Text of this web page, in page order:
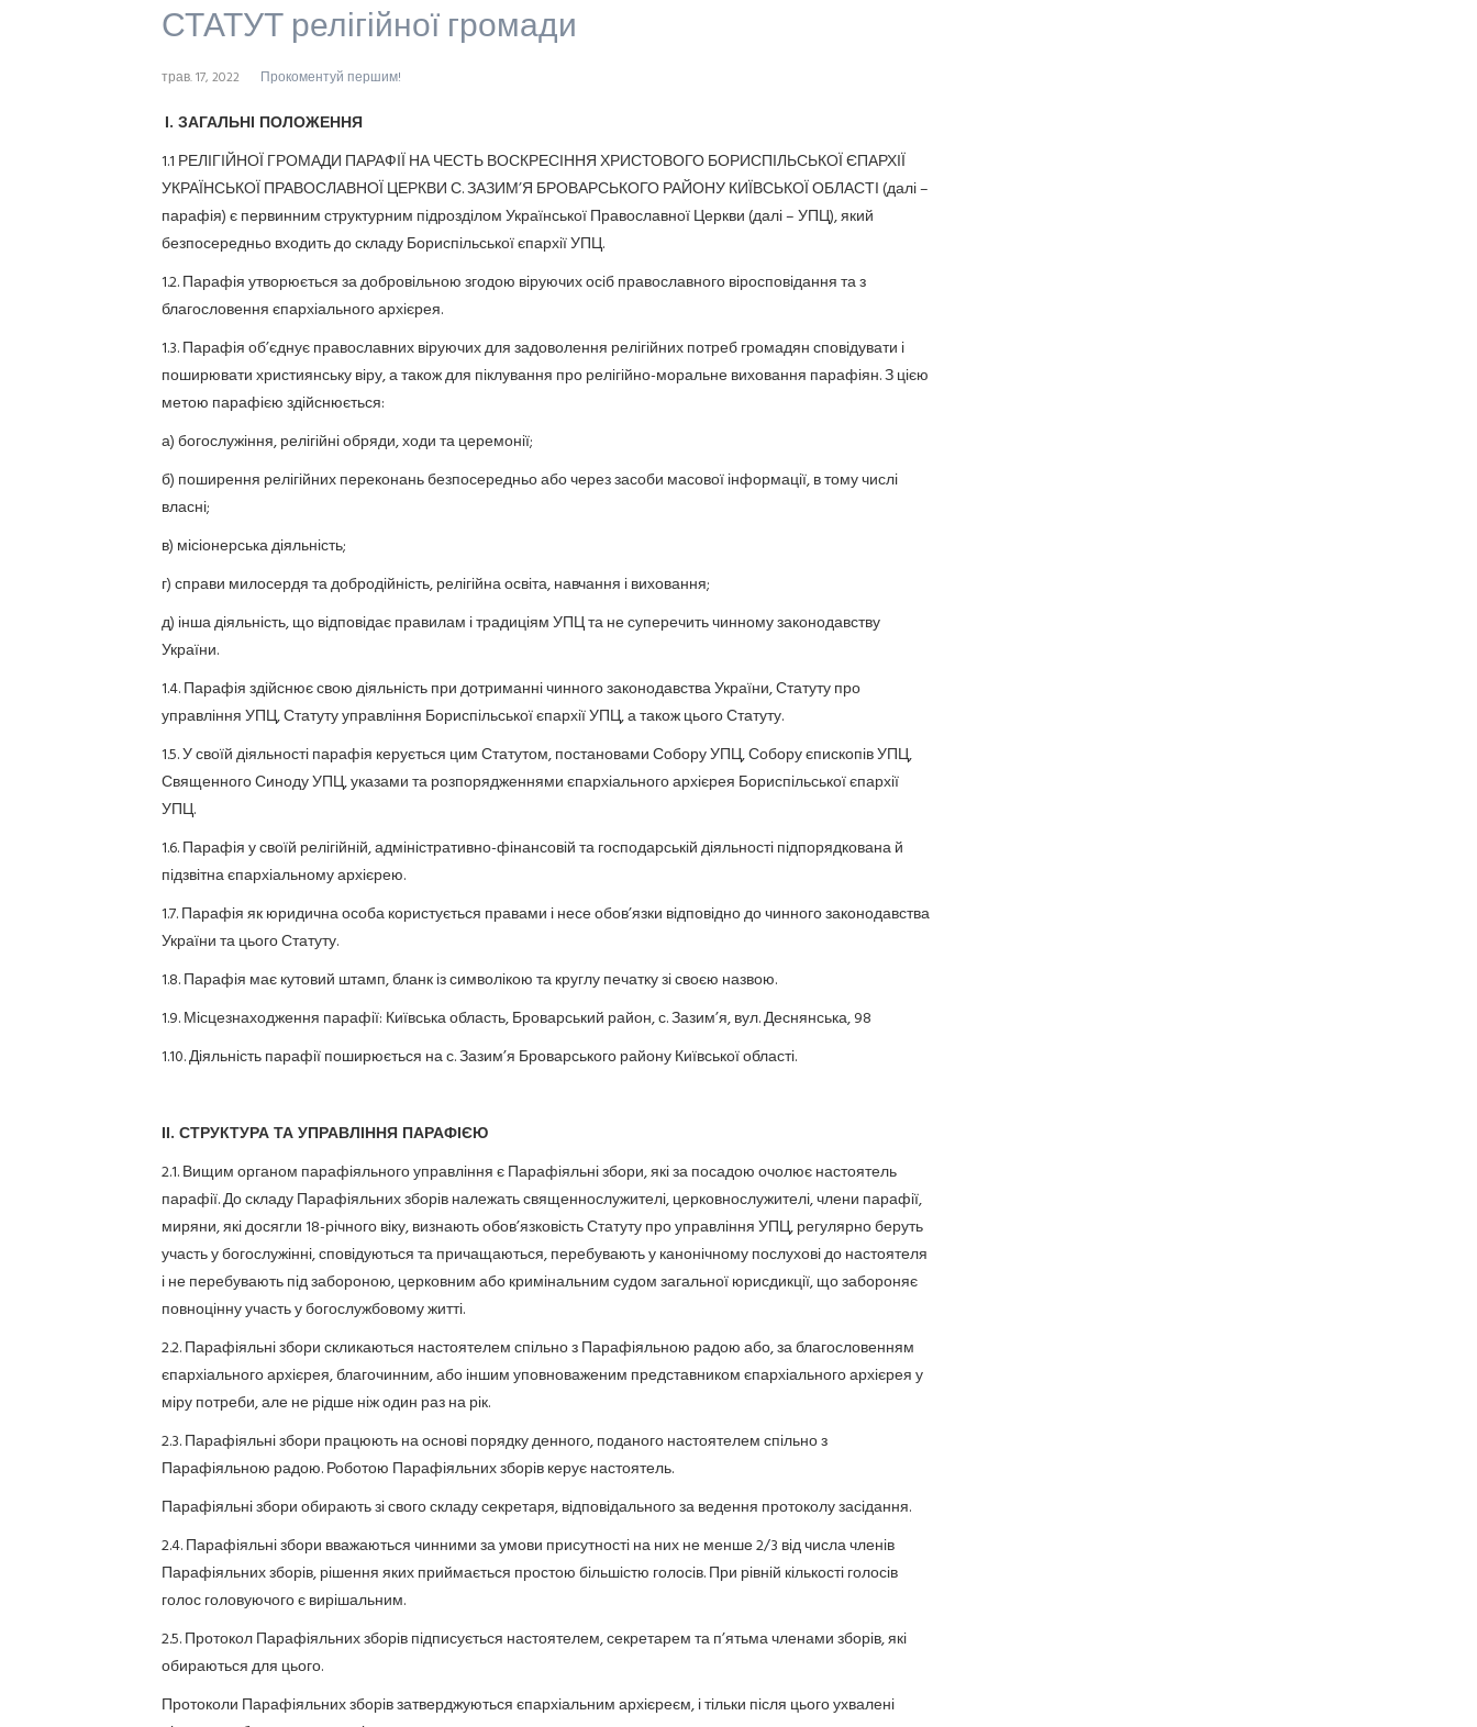
СТАТУТ релігійної громади
трав. 17, 2022 Прокоментуй першим!
І. ЗАГАЛЬНІ ПОЛОЖЕННЯ
1.1 РЕЛІГІЙНОЇ ГРОМАДИ ПАРАФІЇ НА ЧЕСТЬ ВОСКРЕСІННЯ ХРИСТОВОГО БОРИСПІЛЬСЬКОЇ ЄПАРХІЇ
УКРАЇНСЬКОЇ ПРАВОСЛАВНОЇ ЦЕРКВИ С. ЗАЗИМ’Я БРОВАРСЬКОГО РАЙОНУ КИЇВСЬКОЇ ОБЛАСТІ (далі –
парафія) є первинним структурним підрозділом Української Православної Церкви (далі – УПЦ), який
безпосередньо входить до складу Бориспільської єпархії УПЦ.
1.2. Парафія утворюється за добровільною згодою віруючих осіб православного віросповідання та з
благословення єпархіального архієрея.
1.3. Парафія об’єднує православних віруючих для задоволення релігійних потреб громадян сповідувати і
поширювати християнську віру, а також для піклування про релігійно-моральне виховання парафіян. З цією
метою парафією здійснюється:
а) богослужіння, релігійні обряди, ходи та церемонії;
б) поширення релігійних переконань безпосередньо або через засоби масової інформації, в тому числі
власні;
в) місіонерська діяльність;
г) справи милосердя та добродійність, релігійна освіта, навчання і виховання;
д) інша діяльність, що відповідає правилам і традиціям УПЦ та не суперечить чинному законодавству
України.
1.4. Парафія здійснює свою діяльність при дотриманні чинного законодавства України, Статуту про
управління УПЦ, Статуту управління Бориспільської єпархії УПЦ, а також цього Статуту.
1.5. У своїй діяльності парафія керується цим Статутом, постановами Собору УПЦ, Собору єпископів УПЦ,
Священного Синоду УПЦ, указами та розпорядженнями єпархіального архієрея Бориспільської єпархії
УПЦ.
1.6. Парафія у своїй релігійній, адміністративно-фінансовій та господарській діяльності підпорядкована й
підзвітна єпархіальному архієрею.
1.7. Парафія як юридична особа користується правами і несе обов’язки відповідно до чинного законодавства
України та цього Статуту.
1.8. Парафія має кутовий штамп, бланк із символікою та круглу печатку зі своєю назвою.
1.9. Місцезнаходження парафії: Київська область, Броварський район, с. Зазим’я, вул. Деснянська, 98
1.10. Діяльність парафії поширюється на с. Зазим’я Броварського району Київської області.
ІІ. СТРУКТУРА ТА УПРАВЛІННЯ ПАРАФІЄЮ
2.1. Вищим органом парафіяльного управління є Парафіяльні збори, які за посадою очолює настоятель
парафії. До складу Парафіяльних зборів належать священнослужителі, церковнослужителі, члени парафії,
миряни, які досягли 18-річного віку, визнають обов’язковість Статуту про управління УПЦ, регулярно беруть
участь у богослужінні, сповідуються та причащаються, перебувають у канонічному послухові до настоятеля
і не перебувають під забороною, церковним або кримінальним судом загальної юрисдикції, що забороняє
повноцінну участь у богослужбовому житті.
2.2. Парафіяльні збори скликаються настоятелем спільно з Парафіяльною радою або, за благословенням
єпархіального архієрея, благочинним, або іншим уповноваженим представником єпархіального архієрея у
міру потреби, але не рідше ніж один раз на рік.
2.3. Парафіяльні збори працюють на основі порядку денного, поданого настоятелем спільно з
Парафіяльною радою. Роботою Парафіяльних зборів керує настоятель.
Парафіяльні збори обирають зі свого складу секретаря, відповідального за ведення протоколу засідання.
2.4. Парафіяльні збори вважаються чинними за умови присутності на них не менше 2/3 від числа членів
Парафіяльних зборів, рішення яких приймається простою більшістю голосів. При рівній кількості голосів
голос головуючого є вирішальним.
2.5. Протокол Парафіяльних зборів підписується настоятелем, секретарем та п’ятьма членами зборів, які
обираються для цього.
Протоколи Парафіяльних зборів затверджуються єпархіальним архієреєм, і тільки після цього ухвалені